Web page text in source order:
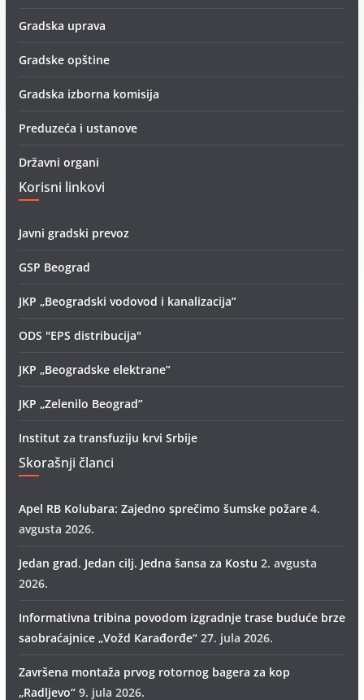
Gradska uprava
Gradske opštine
Gradska izborna komisija
Preduzeća i ustanove
Državni organi
Korisni linkovi
Javni gradski prevoz
GSP Beograd
JKP „Beogradski vodovod i kanalizacija”
ODS "EPS distribucija"
JKP „Beogradske elektrane”
JKP „Zelenilo Beograd”
Institut za transfuziju krvi Srbije
Skorašnji članci
Apel RB Kolubara: Zajedno sprečimo šumske požare 4.
avgusta 2026.
Jedan grad. Jedan cilj. Jedna šansa za Kostu 2. avgusta
2026.
Informativna tribina povodom izgradnje trase buduće brze
saobraćajnice „Vožd Кarađorđe“ 27. jula 2026.
Završena montaža prvog rotornog bagera za kop
„Radlјevo“ 9. jula 2026.